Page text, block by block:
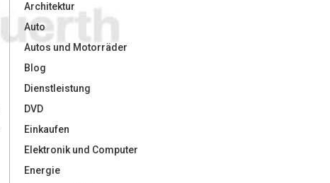
Architektur
Auto
Autos und Motorräder
Blog
Dienstleistung
DVD
Einkaufen
Elektronik und Computer
Energie